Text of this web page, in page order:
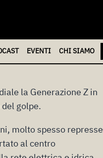
EVENTI CHISIAMO
la Generazione Z in
golpe.
molto spesso represse
al centro